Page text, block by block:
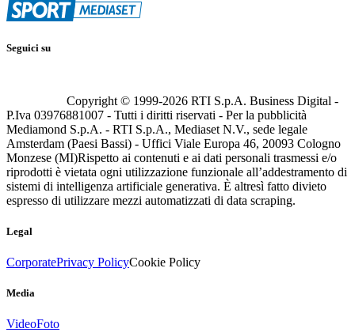
Seguici su
Copyright © 1999-2026 RTI S.p.A. Business Digital -
P.Iva 03976881007 - Tutti i diritti riservati - Per la pubblicità
Mediamond S.p.A. - RTI S.p.A., Mediaset N.V., sede legale
Amsterdam (Paesi Bassi) - Uffici Viale Europa 46, 20093 Cologno
Monzese (MI)Rispetto ai contenuti e ai dati personali trasmessi e/o
riprodotti è vietata ogni utilizzazione funzionale all’addestramento di
sistemi di intelligenza artificiale generativa. È altresì fatto divieto
espresso di utilizzare mezzi automatizzati di data scraping.
Legal
CorporatePrivacy PolicyCookie Policy
Media
VideoFoto